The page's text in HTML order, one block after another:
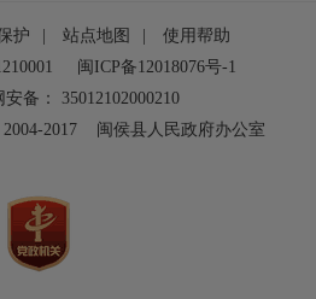
护 站点地图
使用帮助
闽ICP备12018076号-1
备：
35012102000210
2017
闽侯县人民政府办公室